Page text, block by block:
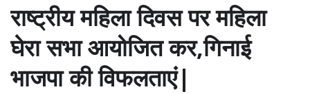
राष्ट्रीय महिला दिवस पर महिला
घेरा सभा आयोजित कर,गिनाई
भाजपा की विफलताएं|